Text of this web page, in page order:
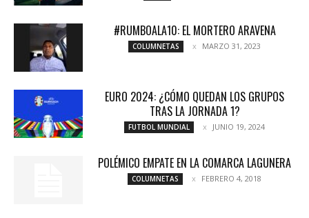
#RUMBOALA10: EL MORTERO ARAVENA
COLUMNETAS MARZO 31, 2023
EURO 2024: ¿CÓMO QUEDAN LOS GRUPOS
TRAS LA JORNADA 1?
FUTBOL MUNDIAL JUNIO 19, 2024
POLÉMICO EMPATE EN LA COMARCA LAGUNERA
COLUMNETAS FEBRERO 4, 2018